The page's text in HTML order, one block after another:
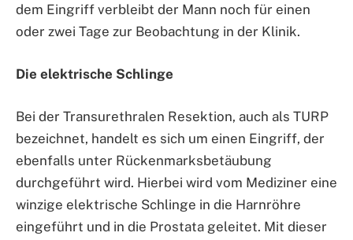
dem Eingriff verbleibt der Mann noch für einen
oder zwei Tage zur Beobachtung in der Klinik.
Die elektrische Schlinge
Bei der Transurethralen Resektion, auch als TURP
bezeichnet, handelt es sich um einen Eingriff, der
ebenfalls unter Rückenmarksbetäubung
durchgeführt wird. Hierbei wird vom Mediziner eine
winzige elektrische Schlinge in die Harnröhre
eingeführt und in die Prostata geleitet. Mit dieser